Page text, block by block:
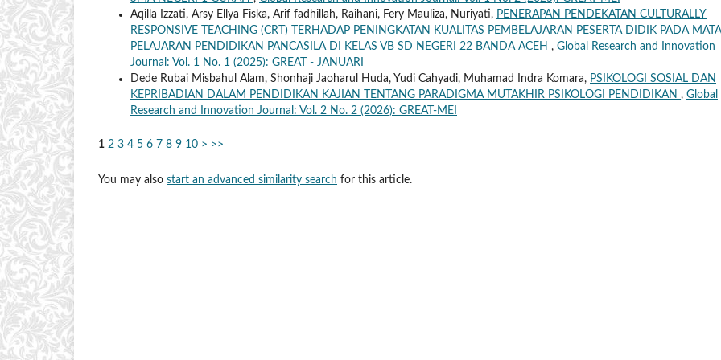
Aqilla Izzati, Arsy Ellya Fiska, Arif fadhillah, Raihani, Fery Mauliza, Nuriyati, PENERAPAN PENDEKATAN CULTURALLY
RESPONSIVE TEACHING (CRT) TERHADAP PENINGKATAN KUALITAS PEMBELAJARAN PESERTA DIDIK PADA MATA
PELAJARAN PENDIDIKAN PANCASILA DI KELAS VB SD NEGERI 22 BANDA ACEH , Global Research and Innovation
Journal: Vol. 1 No. 1 (2025): GREAT - JANUARI
Dede Rubai Misbahul Alam, Shonhaji Jaoharul Huda, Yudi Cahyadi, Muhamad Indra Komara, PSIKOLOGI SOSIAL DAN
KEPRIBADIAN DALAM PENDIDIKAN KAJIAN TENTANG PARADIGMA MUTAKHIR PSIKOLOGI PENDIDIKAN , Global
Research and Innovation Journal: Vol. 2 No. 2 (2026): GREAT-MEI
1 2 3 4 5 6 7 8 9 10 > >>
You may also start an advanced similarity search for this article.